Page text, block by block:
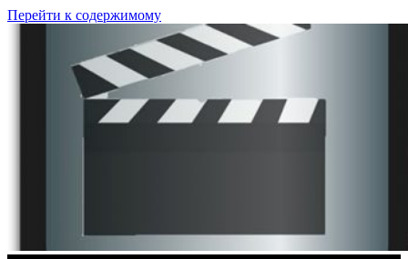
Перейти к содержимому